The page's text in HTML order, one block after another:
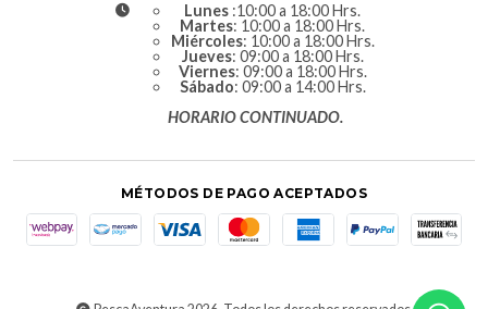
Lunes :10:00 a 18:00 Hrs.
Martes: 10:00 a 18:00 Hrs.
Miércoles: 10:00 a 18:00 Hrs.
Jueves: 09:00 a 18:00 Hrs.
Viernes: 09:00 a 18:00 Hrs.
Sábado: 09:00 a 14:00 Hrs.
HORARIO CONTINUADO.
MÉTODOS DE PAGO ACEPTADOS